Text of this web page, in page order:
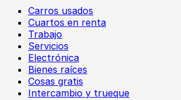
Carros usados
Cuartos en renta
Trabajo
Servicios
Electrónica
Bienes raíces
Cosas gratis
Intercambio y trueque